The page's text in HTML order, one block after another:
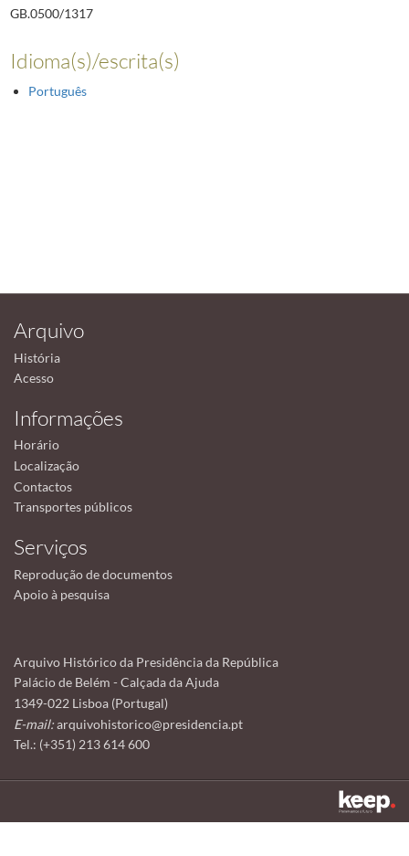
GB.0500/1317
Idioma(s)/escrita(s)
Português
Arquivo
História
Acesso
Informações
Horário
Localização
Contactos
Transportes públicos
Serviços
Reprodução de documentos
Apoio à pesquisa
Arquivo Histórico da Presidência da República
Palácio de Belém - Calçada da Ajuda
1349-022 Lisboa (Portugal)
E-mail:arquivohistorico@presidencia.pt
Tel.: (+351) 213 614 600